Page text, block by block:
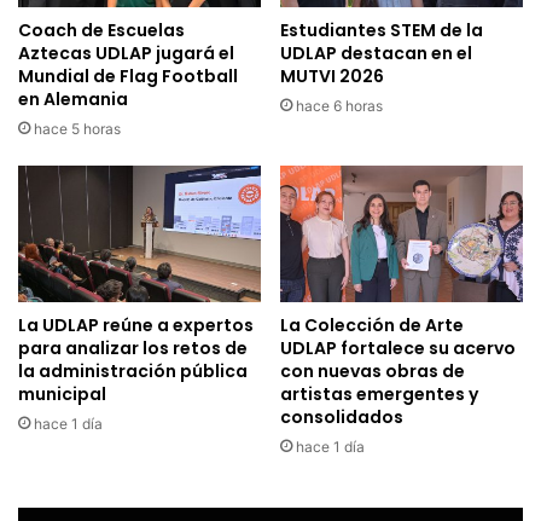
Coach de Escuelas
Aztecas UDLAP jugará el
Mundial de Flag Football
en Alemania
hace 5 horas
Estudiantes STEM de la
UDLAP destacan en el
MUTVI 2026
hace 6 horas
La UDLAP reúne a expertos
para analizar los retos de
la administración pública
municipal
hace 1 día
La Colección de Arte
UDLAP fortalece su acervo
con nuevas obras de
artistas emergentes y
consolidados
hace 1 día